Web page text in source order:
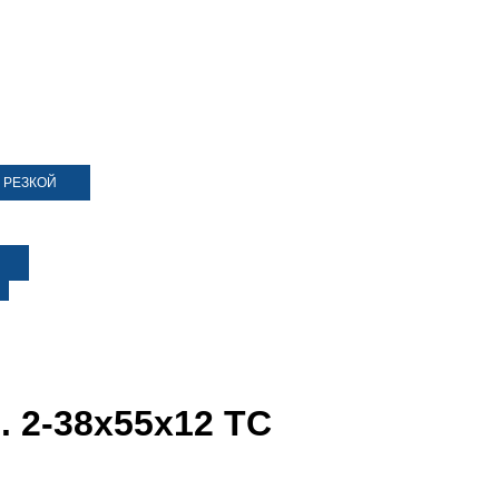
2-38х55х12 ТС